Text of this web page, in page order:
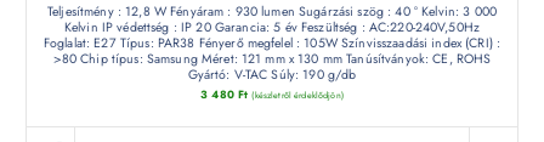
Teljesítmény : 12,8 W Fényáram : 930 lumen Sugárzási szög : 40 ° Kelvin: 3 000
Kelvin IP védettség : IP 20 Garancia: 5 év Feszültség : AC:220-240V,50Hz
Foglalat: E27 Típus: PAR38 Fényerő megfelel : 105W Színvisszaadási index (CRI) :
>80 Chip típus: Samsung Méret: 121 mm x 130 mm Tanúsítványok: CE, ROHS
Gyártó: V-TAC Súly: 190 g/db
3 480 Ft (készletről érdeklődjön)